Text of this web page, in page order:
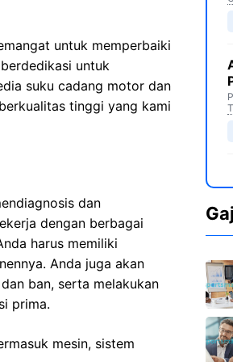
untuk memperbaiki
untuk
suku cadang motor dan
tinggi yang kami
dan
dengan berbagai
harus memiliki
Anda juga akan
ban, serta melakukan
prima.
mesin, sistem